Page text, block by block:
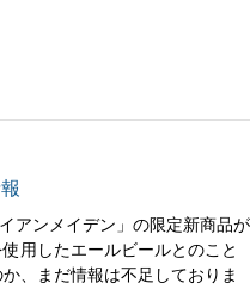
アンメイデン」の限定新商品が
用したエールビールとのこと
、まだ情報は不足しておりま